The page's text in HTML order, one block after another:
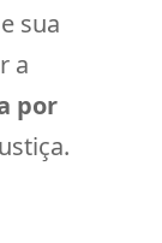
sua
a
por